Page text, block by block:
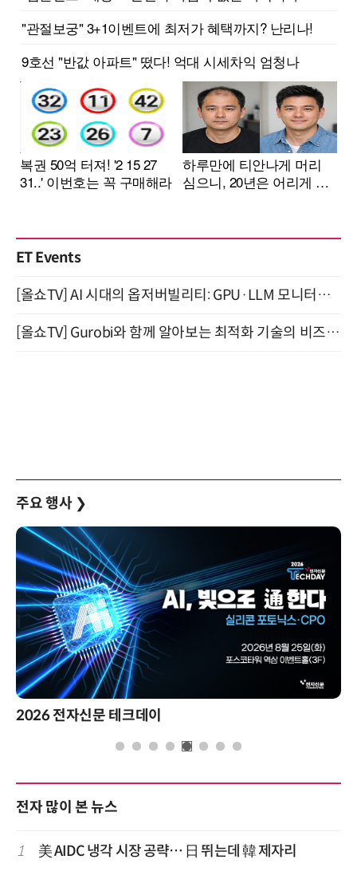
ET Events
[올쇼TV] AI 시대의 옵저버빌리티: GPU·LLM 모니터링부터 AI 기반 장애 대응까지 (8/11 생방송)
[올쇼TV] Gurobi와 함께 알아보는 최적화 기술의 비즈니스 활용 (8월 20일 생방송)
주요 행사 ❯
2026 전자신문 테크데이
전자 많이 본 뉴스
1 美 AIDC 냉각 시장 공략… 日 뛰는데 韓 제자리